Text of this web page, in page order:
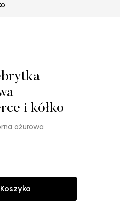
i kółko
ażurowa